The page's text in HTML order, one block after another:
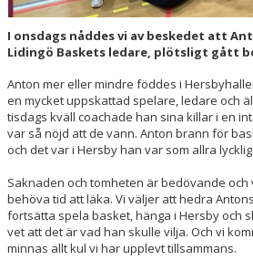
LÄGER
LIDINGÖ BASKET CUP
KLUBBSHOP
MOBILSKAL
ANTONS MINNESFOND
I onsdags nåddes vi av beskedet att
Lidingö Baskets ledare, plötsligt gått
Anton mer eller mindre föddes i
en mycket uppskattad spelare, ledare och
tisdags kväll coachade han sina killar i en
var så nöjd att de vann. Anton brann för
och det var i Hersby han var som allra
Saknaden och tomheten är bedövande och
behöva tid att läka. Vi väljer att hedra
fortsätta spela basket, hänga i Hersby och
vet att det är vad han skulle vilja. Och vi
minnas allt kul vi har upplevt tillsammans.